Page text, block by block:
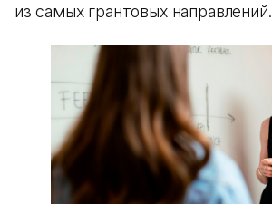
из самых грантовых направлений.